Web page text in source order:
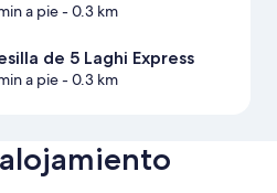
a pie- 0.3 km
de 5 Laghi Express
a pie- 0.3 km